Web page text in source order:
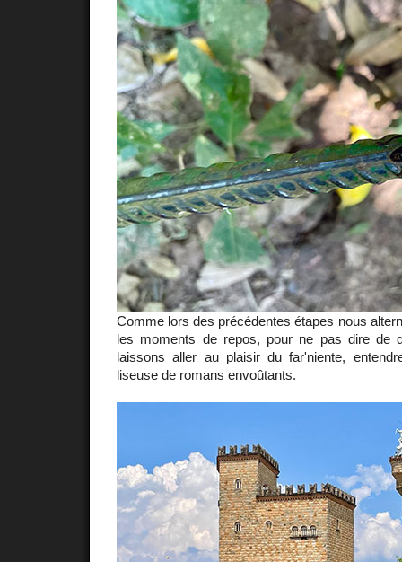
Comme lors des précédentes étapes nous
les moments de repos, pour ne pas dire de
laissons aller au plaisir du far'niente,
liseuse de romans envoûtants.